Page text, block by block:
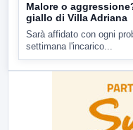
Malore o
giallo di Villa Adriana
Sarà affidato con ogni
settimana l'incarico...